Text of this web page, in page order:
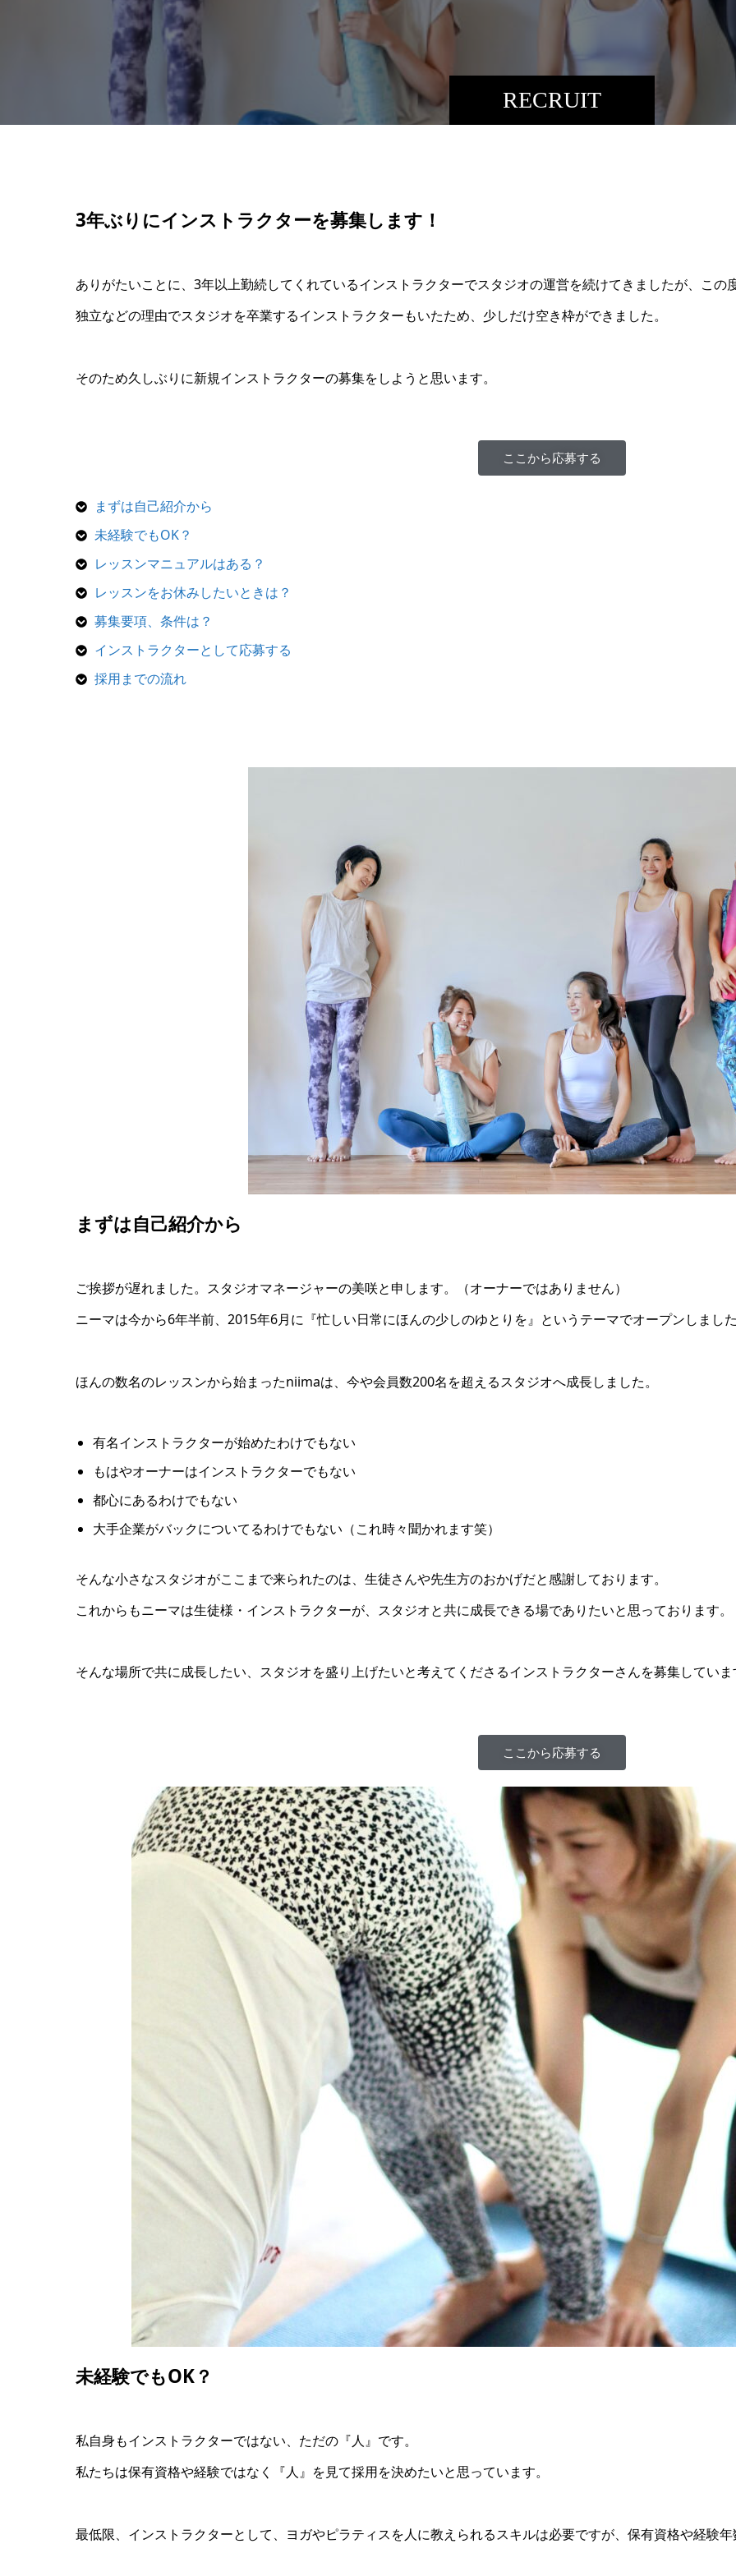
RECRUIT
3年ぶりにインストラクターを募集します！
ありがたいことに、3年以上勤続してくれているインストラクターでスタジオの運営を続けてきましたが、こ
独立などの理由でスタジオを卒業するインストラクターもいたため、少しだけ空き枠ができました。
そのため久しぶりに新規インストラクターの募集をしようと思います。
ここから応募する
まずは自己紹介から
未経験でもOK？
レッスンマニュアルはある？
レッスンをお休みしたいときは？
募集要項、条件は？
インストラクターとして応募する
採用までの流れ
まずは自己紹介から
ご挨拶が遅れました。スタジオマネージャーの美咲と申します。（オーナーではありません）
ニーマは今から6年半前、2015年6月に『忙しい日常にほんの少しのゆとりを』というテーマでオープンしまし
ほんの数名のレッスンから始まったniimaは、今や会員数200名を超えるスタジオへ成長しました。
有名インストラクターが始めたわけでもない
もはやオーナーはインストラクターでもない
都心にあるわけでもない
大手企業がバックについてるわけでもない（これ時々聞かれます笑）
そんな小さなスタジオがここまで来られたのは、生徒さんや先生方のおかげだと感謝しております。
これからもニーマは生徒様・インストラクターが、スタジオと共に成長できる場でありたいと思っております。
そんな場所で共に成長したい、スタジオを盛り上げたいと考えてくださるインストラクターさんを募集してい
ここから応募する
未経験でもOK？
私自身もインストラクターではない、ただの『人』です。
私たちは保有資格や経験ではなく『人』を見て採用を決めたいと思っています。
最低限、インストラクターとして、ヨガやピラティスを人に教えられるスキルは必要ですが、保有資格や経験